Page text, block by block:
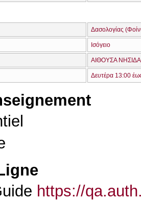
Δασολογίας
Ισόγειο
ΑΙΘΟΥΣΑ
Δευτέρα 13:00
https://